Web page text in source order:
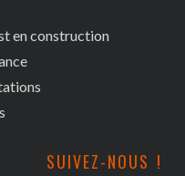
en construction
SUIVEZ-NOUS !